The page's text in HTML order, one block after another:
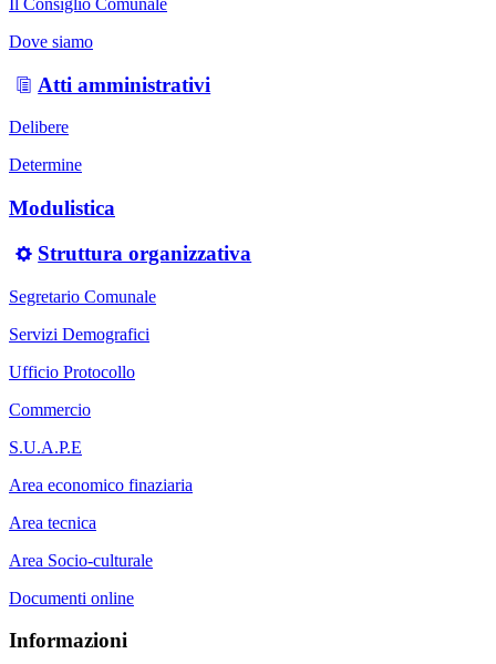
Il Consiglio Comunale
Dove siamo
Atti amministrativi
Delibere
Determine
Modulistica
Struttura organizzativa
Segretario Comunale
Servizi Demografici
Ufficio Protocollo
Commercio
S.U.A.P.E
Area economico finaziaria
Area tecnica
Area Socio-culturale
Documenti online
Informazioni